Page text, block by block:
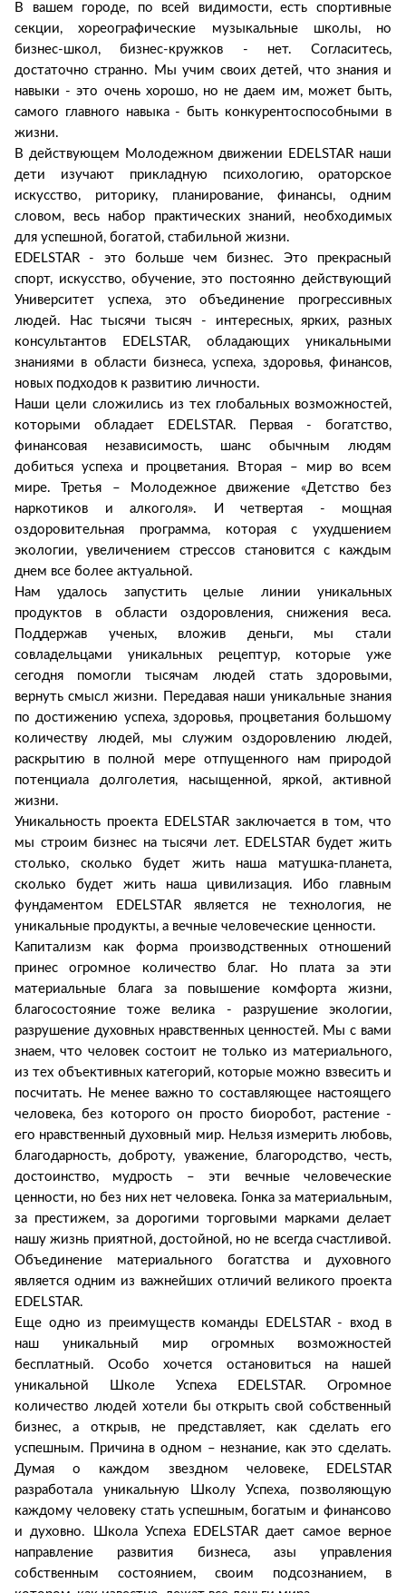
В вашем городе, по всей видимости, есть спортивные
секции, хореографические музыкальные школы, но
бизнес-школ, бизнес-кружков - нет. Согласитесь,
достаточно странно. Мы учим своих детей, что знания и
навыки - это очень хорошо, но не даем им, может быть,
самого главного навыка - быть конкурентоспособными в
жизни.
В действующем Молодежном движении EDELSTAR наши
дети изучают прикладную психологию, ораторское
искусство, риторику, планирование, финансы, одним
словом, весь набор практических знаний, необходимых
для успешной, богатой, стабильной жизни.
EDELSTAR - это больше чем бизнес. Это прекрасный
спорт, искусство, обучение, это постоянно действующий
Университет успеха, это объединение прогрессивных
людей. Нас тысячи тысяч - интересных, ярких, разных
консультантов EDELSTAR, обладающих уникальными
знаниями в области бизнеса, успеха, здоровья, финансов,
новых подходов к развитию личности.
Наши цели сложились из тех глобальных возможностей,
которыми обладает EDELSTAR. Первая - богатство,
финансовая независимость, шанс обычным людям
добиться успеха и процветания. Вторая – мир во всем
мире. Третья – Молодежное движение «Детство без
наркотиков и алкоголя». И четвертая - мощная
оздоровительная программа, которая с ухудшением
экологии, увеличением стрессов становится с каждым
днем все более актуальной.
Нам удалось запустить целые линии уникальных
продуктов в области оздоровления, снижения веса.
Поддержав ученых, вложив деньги, мы стали
совладельцами уникальных рецептур, которые уже
сегодня помогли тысячам людей стать здоровыми,
вернуть смысл жизни. Передавая наши уникальные знания
по достижению успеха, здоровья, процветания большому
количеству людей, мы служим оздоровлению людей,
раскрытию в полной мере отпущенного нам природой
потенциала долголетия, насыщенной, яркой, активной
жизни.
Уникальность проекта EDELSTAR заключается в том, что
мы строим бизнес на тысячи лет. EDELSTAR будет жить
столько, сколько будет жить наша матушка-планета,
сколько будет жить наша цивилизация. Ибо главным
фундаментом EDELSTAR является не технология, не
уникальные продукты, а вечные человеческие ценности.
Капитализм как форма производственных отношений
принес огромное количество благ. Но плата за эти
материальные блага за повышение комфорта жизни,
благосостояние тоже велика - разрушение экологии,
разрушение духовных нравственных ценностей. Мы с вами
знаем, что человек состоит не только из материального,
из тех объективных категорий, которые можно взвесить и
посчитать. Не менее важно то составляющее настоящего
человека, без которого он просто биоробот, растение -
его нравственный духовный мир. Нельзя измерить любовь,
благодарность, доброту, уважение, благородство, честь,
достоинство, мудрость – эти вечные человеческие
ценности, но без них нет человека. Гонка за материальным,
за престижем, за дорогими торговыми марками делает
нашу жизнь приятной, достойной, но не всегда счастливой.
Объединение материального богатства и духовного
является одним из важнейших отличий великого проекта
EDELSTAR.
Еще одно из преимуществ команды EDELSTAR - вход в
наш уникальный мир огромных возможностей
бесплатный. Особо хочется остановиться на нашей
уникальной Школе Успеха EDELSTAR. Огромное
количество людей хотели бы открыть свой собственный
бизнес, а открыв, не представляет, как сделать его
успешным. Причина в одном – незнание, как это сделать.
Думая о каждом звездном человеке, EDELSTAR
разработала уникальную Школу Успеха, позволяющую
каждому человеку стать успешным, богатым и финансово
и духовно. Школа Успеха EDELSTAR дает самое верное
направление развития бизнеса, азы управления
собственным состоянием, своим подсознанием, в